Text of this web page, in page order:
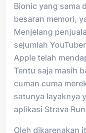
Bionic yang sama
besaran memori,
Menjelang
sejumlah
Apple telah
Tentu saja masih
cuman cuma
satunya layaknya
aplikasi Strava
Oleh dikarenakan